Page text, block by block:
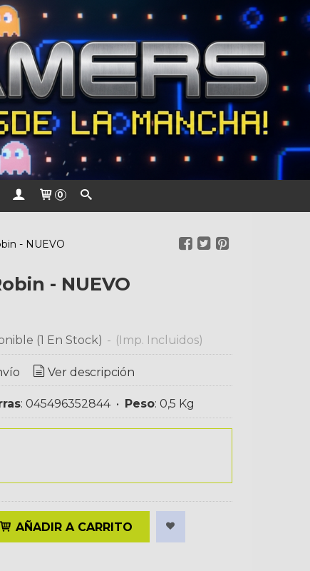
0
- NUEVO
- NUEVO
(1 En Stock) - (Imp. Incluidos)
Ver descripción
: 045496352844• Peso: 0,5 Kg
AÑADIR A CARRITO